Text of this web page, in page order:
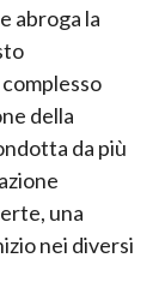
abroga la
della
da più
una
nei diversi